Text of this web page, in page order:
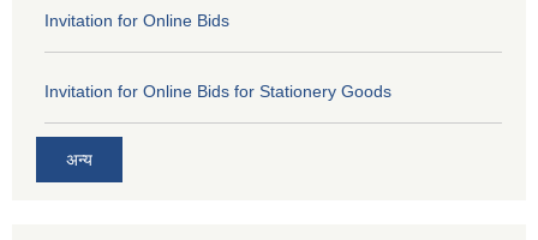
Invitation for Online Bids
Invitation for Online Bids for Stationery Goods
अन्य